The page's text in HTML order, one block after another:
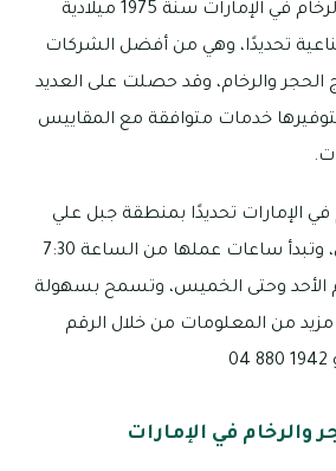
تم تأسيس شركة دار الرخام في الإمارات سنة 1975 ميلادية
تحديدًا، وهي من أفضل الشركات
والرخام، وقد حصلت على العديد
خدمات متوافقة مع المقاييس
في الإمارات تحديدًا بمنطقة جبل علي
الصناعية في إمارة دبي، وتبدأ ساعات عملها من الساعة 7:30
مساءً يوم الأحد وحتى الخميس، وتسمح بسهولة
من المعلومات من خلال الرقم
والرخام في الإمارات